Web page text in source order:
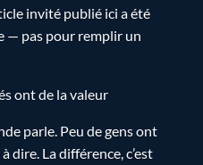
invité publié ici a été
— pas pour remplir un
ont de la valeur
parle. Peu de gens ont
dire. La différence, c’est